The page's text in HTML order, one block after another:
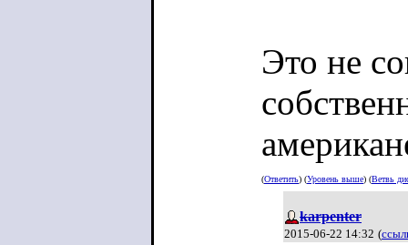
Это не
(Ответить) (Уровень выше) (Ветвь
karpenter
2015-06-22 14:32 (